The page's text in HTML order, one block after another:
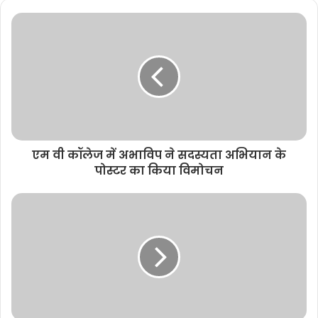
s
e
एम वी कॉलेज में अभाविप ने सदस्यता अभियान के
पोस्टर का किया विमोचन